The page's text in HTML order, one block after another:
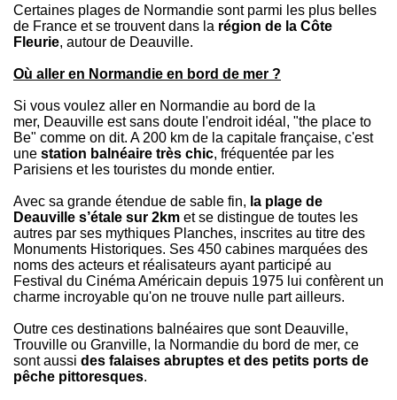
Certaines plages de Normandie sont parmi les plus belles
de France et se trouvent dans la région de la Côte
Fleurie, autour de Deauville.
Où aller en Normandie en bord de mer ?
Si vous voulez aller en Normandie au bord de la
mer, Deauville est sans doute l'endroit idéal, "the place to
Be" comme on dit. A 200 km de la capitale française, c'est
une station balnéaire très chic, fréquentée par les
Parisiens et les touristes du monde entier.
Avec sa grande étendue de sable fin, la plage de
Deauville s’étale sur 2km et se distingue de toutes les
autres par ses mythiques Planches, inscrites au titre des
Monuments Historiques. Ses 450 cabines marquées des
noms des acteurs et réalisateurs ayant participé au
Festival du Cinéma Américain depuis 1975 lui confèrent un
charme incroyable qu'on ne trouve nulle part ailleurs.
Outre ces destinations balnéaires que sont Deauville,
Trouville ou Granville, la Normandie du bord de mer, ce
sont aussi des falaises abruptes et des petits ports de
pêche pittoresques.